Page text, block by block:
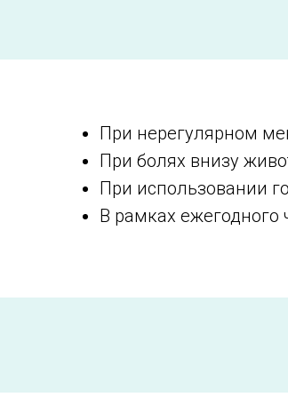
При нерегулярном
При болях внизу
При использовании
В рамках ежегодного